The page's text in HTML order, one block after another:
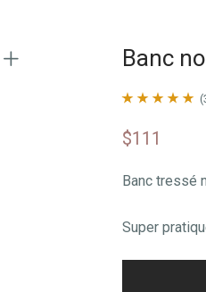
Banc
5 basé sur
(
$111
Banc tressé
Super